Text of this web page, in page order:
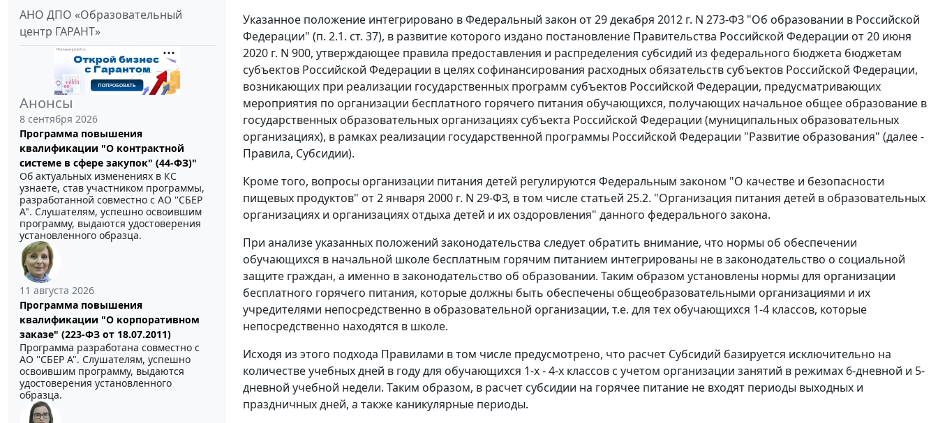
АНО ДПО «Образовательный
центр ГАРАНТ»
Анонсы
8 сентября 2026
Программа повышения
квалификации "О контрактной
системе в сфере закупок" (44-ФЗ)"
Об актуальных изменениях в КС
узнаете, став участником программы,
разработанной совместно с АО ''СБЕР
А". Слушателям, успешно освоившим
программу, выдаются удостоверения
установленного образца.
11 августа 2026
Программа повышения
квалификации "О корпоративном
заказе" (223-ФЗ от 18.07.2011)
Программа разработана совместно с
АО ''СБЕР А". Слушателям, успешно
освоившим программу, выдаются
удостоверения установленного
образца.
Указанное положение интегрировано в Федеральный закон от 29 декабря 2012 г. N 273-ФЗ "Об образовании в Российской
Федерации" (п. 2.1. ст. 37), в развитие которого издано постановление Правительства Российской Федерации от 20 июня
2020 г. N 900, утверждающее правила предоставления и распределения субсидий из федерального бюджета бюджетам
субъектов Российской Федерации в целях софинансирования расходных обязательств субъектов Российской Федерации,
возникающих при реализации государственных программ субъектов Российской Федерации, предусматривающих
мероприятия по организации бесплатного горячего питания обучающихся, получающих начальное общее образование в
государственных образовательных организациях субъекта Российской Федерации (муниципальных образовательных
организациях), в рамках реализации государственной программы Российской Федерации "Развитие образования" (далее -
Правила, Субсидии).
Кроме того, вопросы организации питания детей регулируются Федеральным законом "О качестве и безопасности
пищевых продуктов" от 2 января 2000 г. N 29-ФЗ, в том числе статьей 25.2. "Организация питания детей в образовательных
организациях и организациях отдыха детей и их оздоровления" данного федерального закона.
При анализе указанных положений законодательства следует обратить внимание, что нормы об обеспечении
обучающихся в начальной школе бесплатным горячим питанием интегрированы не в законодательство о социальной
защите граждан, а именно в законодательство об образовании. Таким образом установлены нормы для организации
бесплатного горячего питания, которые должны быть обеспечены общеобразовательными организациями и их
учредителями непосредственно в образовательной организации, т.е. для тех обучающихся 1-4 классов, которые
непосредственно находятся в школе.
Исходя из этого подхода Правилами в том числе предусмотрено, что расчет Субсидий базируется исключительно на
количестве учебных дней в году для обучающихся 1-х - 4-х классов с учетом организации занятий в режимах 6-дневной и 5-
дневной учебной недели. Таким образом, в расчет субсидии на горячее питание не входят периоды выходных и
праздничных дней, а также каникулярные периоды.